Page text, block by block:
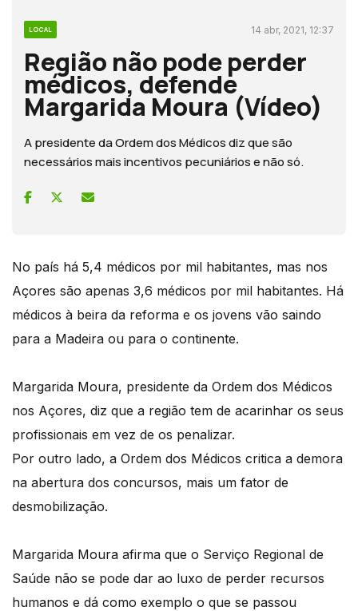
LOCAL 14 abr, 2021, 12:37
Região não pode perder
médicos, defende
Margarida Moura (Vídeo)
A presidente da Ordem dos Médicos diz que são
necessários mais incentivos pecuniários e não só.
No país há 5,4 médicos por mil habitantes, mas nos
Açores são apenas 3,6 médicos por mil habitantes. Há
médicos à beira da reforma e os jovens vão saindo
para a Madeira ou para o continente.
Margarida Moura, presidente da Ordem dos Médicos
nos Açores, diz que a região tem de acarinhar os seus
profissionais em vez de os penalizar.
Por outro lado, a Ordem dos Médicos critica a demora
na abertura dos concursos, mais um fator de
desmobilização.
Margarida Moura afirma que o Serviço Regional de
Saúde não se pode dar ao luxo de perder recursos
humanos e dá como exemplo o que se passou